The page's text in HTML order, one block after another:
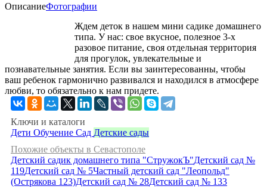
ОписаниеФотографии
Ждем деток в нашем мини садике домашнего
типа. У нас: свое вкусное, полезное 3-х
разовое питание, своя отдельная территория
для прогулок, увлекательные и
познавательные занятия. Если вы заинтересованны, чтобы
ваш ребенок гармонично развивался и находился в атмосфере
любви, то обязательно к нам придете.
Ключи и каталоги
Дети Обучение Сад Детские сады
Похожие объекты в Севастополе
Детский садик домашнего типа "СтружокЪ"Детский сад №
119Детский сад № 5Частный детский сад "Леопольд"
(Острякова 123)Детский сад № 28Детский сад № 133